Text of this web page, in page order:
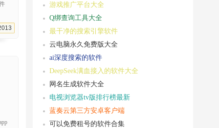
游戏推广平台大全
Q绑查询工具大全
最干净的搜索引擎软件
云电脑永久免费版大全
ai深度搜索的软件
DeepSeek满血接入的软件大全
网名生成软件大全
电视浏览器tv版排行榜最新
蓝奏云第三方安卓客户端
可以免费租号的软件合集